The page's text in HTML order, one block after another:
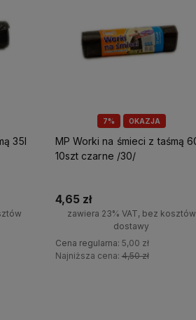
7% OKAZJA
MP Worki na śmieci z taśmą 60l
10szt czarne /30/
4,65 zł
zawiera 23% VAT, bez kosztów
dostawy
Cena regularna: 5,00 zł
Najniższa cena:4,50 zł